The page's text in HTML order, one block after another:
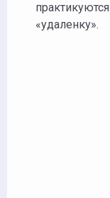
практикуются
«удаленку».